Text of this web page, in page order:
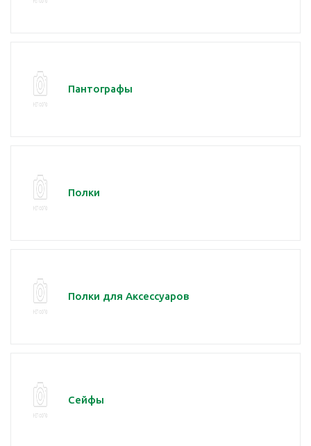
Пантографы
Полки
Полки для Аксессуаров
Сейфы